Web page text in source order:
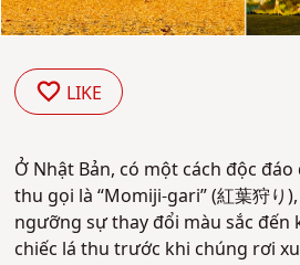
LIKE
Ở Nhật Bản, có một cách độc
thu gọi là “Momiji-gari” (紅葉狩り
ngưỡng sự thay đổi màu sắc đến
chiếc lá thu trước khi chúng rơi